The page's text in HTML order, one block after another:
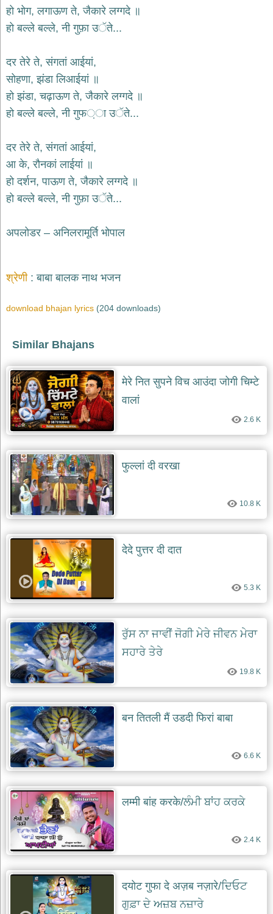
हो भोग, लगाऊण ते, जैकारे लग्गदे ॥
हो बल्ले बल्ले, नी गुफ़ा उੱते...
दर तेरे ते, संगतां आईयां,
सोहणा, झंडा लिआईयां ॥
हो झंडा, चढ़ाऊण ते, जैकारे लग्गदे ॥
हो बल्ले बल्ले, नी गुफ਼ा उੱते...
दर तेरे ते, संगतां आईयां,
आ के, रौनकां लाईयां ॥
हो दर्शन, पाऊण ते, जैकारे लग्गदे ॥
हो बल्ले बल्ले, नी गुफ़ा उੱते...
अपलोडर – अनिलरामूर्ति भोपाल
श्रेणी बाबा बालक नाथ भजन
download bhajan lyrics (204 downloads)
Similar Bhajans
मेरे नित सुपने विच आउंदा जोगी चिम्टे
वालां
2.6 K
फुल्लां दी वरखा
10.8 K
देदे पुत्तर दी दात
5.3 K
ਰੁੱਸ ਨਾ ਜਾਵੀਂ ਜੋਗੀ ਮੇਰੇ ਜੀਵਨ ਮੇਰਾ
ਸਹਾਰੇ ਤੇਰੇ
19.8 K
बन तितली मैं उडदी फिरां बाबा
6.6 K
लम्मी बांह करके/ਲੰਮੀ ਬਾਂਹ ਕਰਕੇ
2.4 K
दयोट गुफा दे अज़ब नज़ारे/ਦਿਓਟ
ਗੁਫ਼ਾ ਦੇ ਅਜ਼ਬ ਨਜ਼ਾਰੇ